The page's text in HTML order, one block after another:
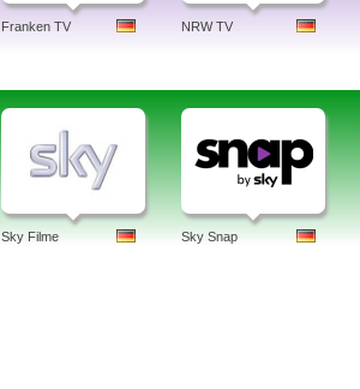
Franken TV NRW TV
Sky Filme Sky Snap